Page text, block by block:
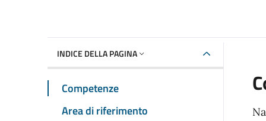
INDICE DELLA PAGINA
Competenze
Area di riferimento